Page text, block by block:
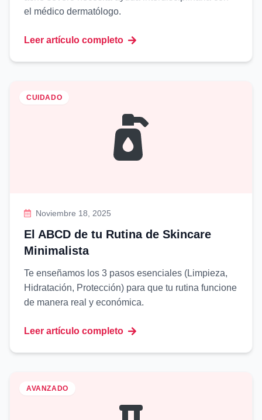
el médico dermatólogo.
Leer artículo completo
CUIDADO
Noviembre 18, 2025
El ABCD de tu Rutina de Skincare
Minimalista
Te enseñamos los 3 pasos esenciales (Limpieza,
Hidratación, Protección) para que tu rutina funcione
de manera real y económica.
Leer artículo completo
AVANZADO